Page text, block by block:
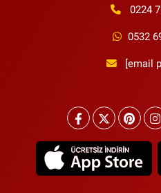
0224
0532
[email